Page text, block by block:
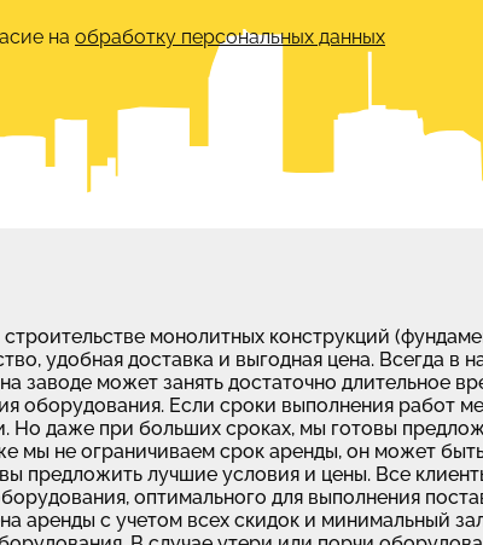
на обработку персональных данных
строительстве монолитных конструкций
удобная доставка и выгодная цена. Всегда в
заводе может занять достаточно длительное
оборудования. Если сроки выполнения работ
Но даже при больших сроках, мы готовы
мы не ограничиваем срок аренды, он может
предложить лучшие условия и цены. Все
оптимального для выполнения
аренды с учетом всех скидок и минимальный